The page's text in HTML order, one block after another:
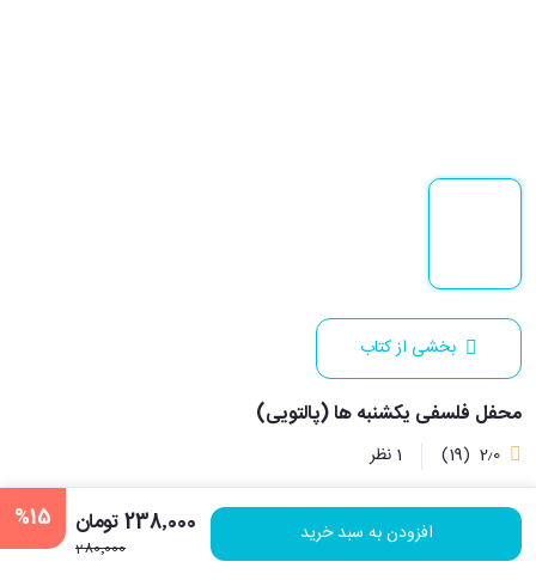
بخشی از کتاب
محفل فلسفی یکشنبه ها (پالتویی)
2٫0 (19) 1 نظر
نویسنده: الکساندر مک کال اسمیت
افزودن به سبد خرید 238٬000 تومان
280٬000
%15